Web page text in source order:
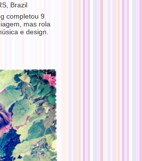
Brazil
completou 9
mas rola
e design.